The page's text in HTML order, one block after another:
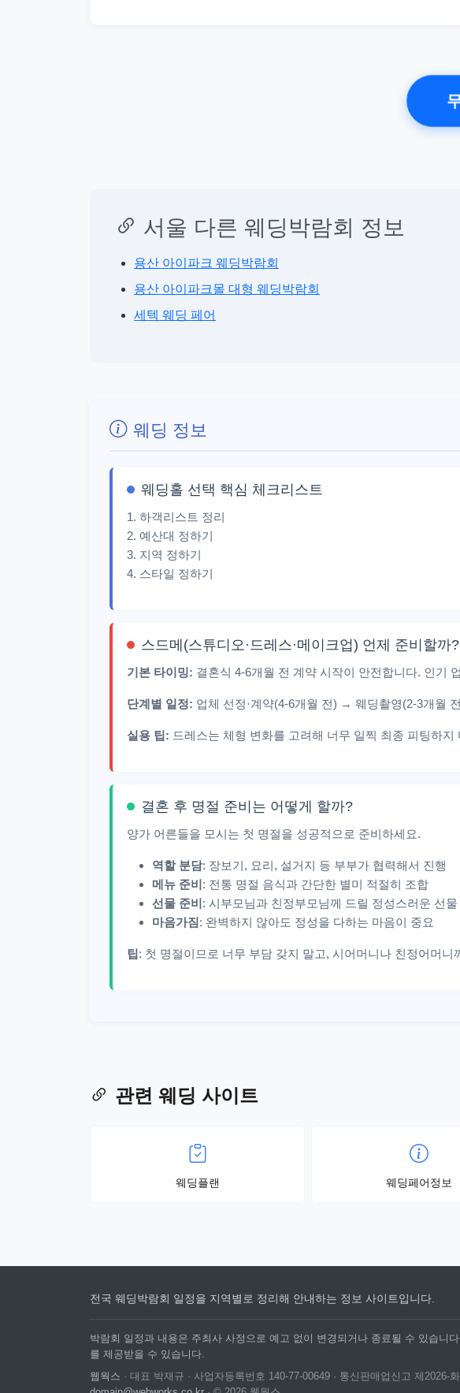
서울 다른 웨딩박람회 정보
용산 아이파크 웨딩박람회
용산 아이파크몰 대형 웨딩박람회
세텍 웨딩 페어
웨딩 정보
웨딩홀 선택 핵심 체크리스트
1. 하객리스트 정리
2. 예산대 정하기
3. 지역 정하기
4. 스타일 정하기
스드메(스튜디오·드레스·메이크업) 언제 준비할까?
기본 타이밍: 결혼식 4-6개월 전 계약 시작이 안전합니다. 인기
단계별 일정: 업체 선정·계약(4-6개월 전) → 웨딩촬영(2-3개월
실용 팁: 드레스는 체형 변화를 고려해 너무 일찍 최종 피팅하
결혼 후 명절 준비는 어떻게 할까?
양가 어른들을 모시는 첫 명절을 성공적으로 준비하세요.
역할 분담: 장보기, 요리, 설거지 등 부부가 협력해서 진행
메뉴 준비: 전통 명절 음식과 간단한 별미 적절히 조합
선물 준비: 시부모님과 친정부모님께 드릴 정성스러운 선물
마음가짐 : 완벽하지 않아도 정성을 다하는 마음이 중요
팁 : 첫 명절이므로 너무 부담 갖지 말고, 시어머니나 친정어머니
관련 웨딩 사이트
웨딩플랜 웨딩페어정보
전국 웨딩박람회 일정을 지역별로 정리해 안내하는 정보 사이트입니다.
박람회 일정과 내용은 주최사 사정으로 예고 없이 변경되거나 종료될 수 있습
를 제공받을 수 있습니다.
웹웍스 · 대표 박재규 · 사업자등록번호 140-77-00649 · 통신판매업신고 제